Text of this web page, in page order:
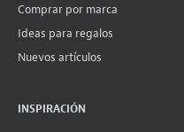
Comprar por marca
Ideas para regalos
Nuevos artículos
INSPIRACIÓN